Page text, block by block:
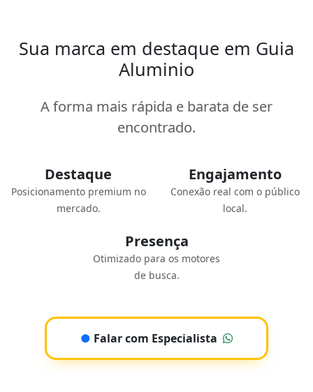
Sua marca em destaque em Guia
Aluminio
A forma mais rápida e barata de ser
encontrado.
Destaque
Posicionamento premium no
mercado.
Engajamento
Conexão real com o público
local.
Presença
Otimizado para os motores
de busca.
● Falar com Especialista